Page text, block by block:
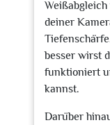
deiner
besser wirst
funktioniert
kannst.
Darüber